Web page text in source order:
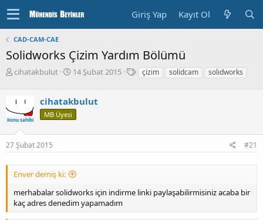
Giriş Yap Kayıt Ol
CAD-CAM-CAE
Solidworks Çizim Yardım Bölümü
K
u
y
u
b
a
a
a
n
cihatakbulut
B
l
a
g
a
i
h
14 Şubat 2015
E
l
çizim solidcam solidworks
Konu sahibi
cihatakbulut
MB Üyesi
27 Şubat 2015 #21
Enver demiş ki:
merhabalar solidworks için indirme linki paylaşabilirmisiniz acaba bir
kaç adres denedim yapamadım